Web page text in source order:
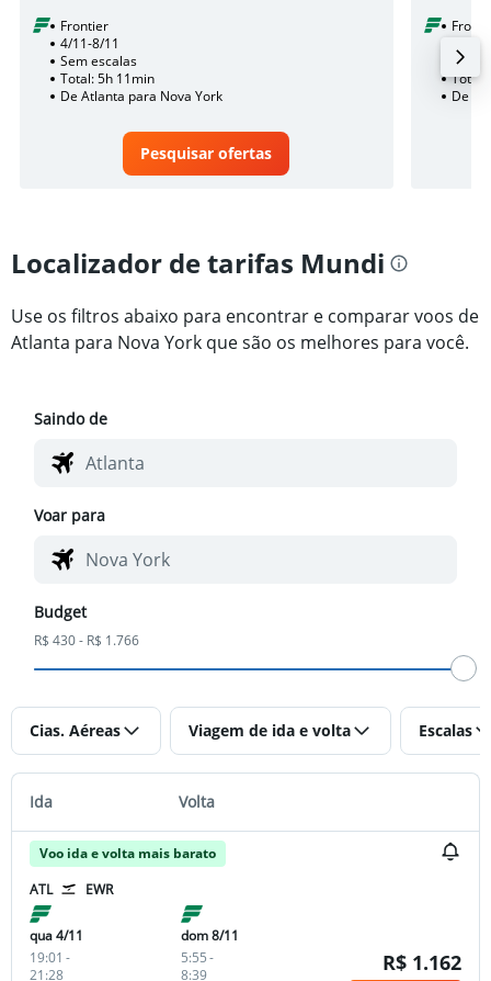
Frontier
4/11-8/11
Sem escalas
Total: 5h 11min
De Atlanta para Nova York
Pesquisar ofertas
14/10
Sem
Total:
De
Localizador de tarifas Mundi
Use os filtros abaixo para encontrar e comparar voos de
Atlanta para Nova York que são os melhores para você.
Saindo de
Voar para
Budget
R$ 430 - R$ 1.766
Cias. Aéreas Viagem de ida e volta Escalas
Ida Volta
Voo ida e volta mais barato
ATL
EWR
qua 4/11
19:01 -
21:28
dom 8/11
5:55-
8:39
R$ 1.162